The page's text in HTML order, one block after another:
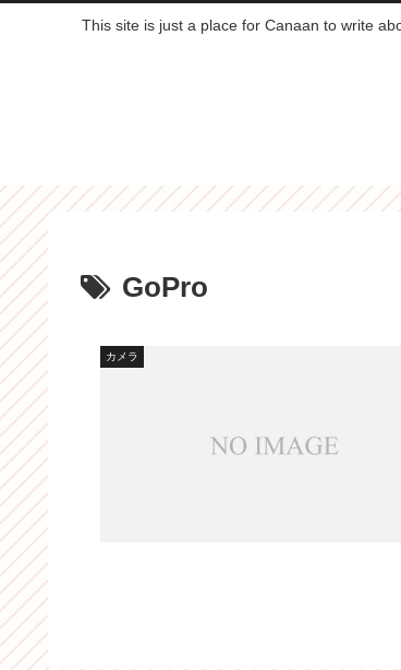
This site is just a place for Canaan to write
GoPro
カメラ